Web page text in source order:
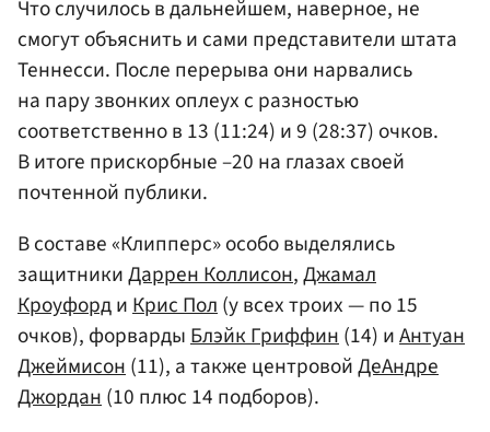
Что случилось в дальнейшем, наверное, не
смогут объяснить и сами представители штата
Теннесси. После перерыва они нарвались
на пару звонких оплеух с разностью
соответственно в 13 (11:24) и 9 (28:37) очков.
В итоге прискорбные –20 на глазах своей
почтенной публики.
В составе «Клипперс» особо выделялись
защитникиДаррен Коллисон,Джамал
КроуфордиКрис Пол(у всех троих — по 15
очков), форвардыБлэйк Гриффин(14) иАнтуан
Джеймисон(11), а также центровойДеАндре
Джордан(10 плюс 14 подборов).